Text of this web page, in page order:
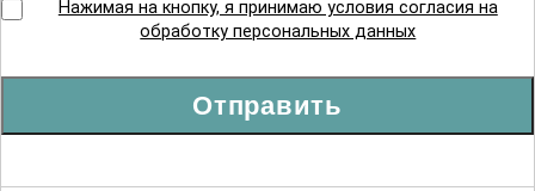
Нажимая на кнопку, я принимаю условия согласия на
обработку персональных данных
Отправить